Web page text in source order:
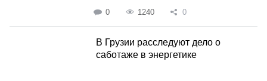
0 1240 0
В Грузии расследуют дело о
саботаже в энергетике